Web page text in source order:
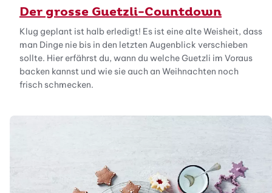
Der grosse Guetzli-Countdown
Klug geplant ist halb erledigt! Es ist eine alte Weisheit, dass
man Dinge nie bis in den letzten Augenblick verschieben
sollte. Hier erfährst du, wann du welche Guetzli im Voraus
backen kannst und wie sie auch an Weihnachten noch
frisch schmecken.